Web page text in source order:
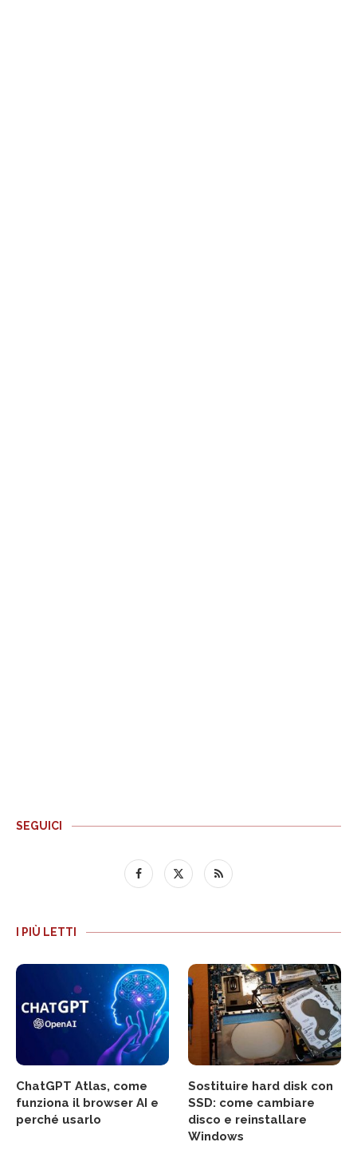
SEGUICI
I PIÙ LETTI
ChatGPT Atlas, come
funziona il browser AI e
perché usarlo
Sostituire hard disk con
SSD: come cambiare
disco e reinstallare
Windows